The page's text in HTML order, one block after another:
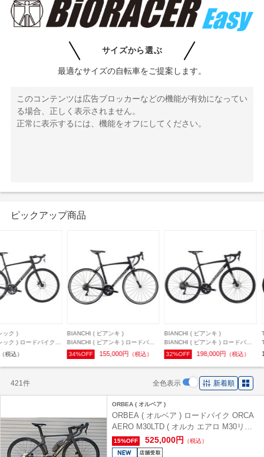
サイズから選ぶ
最適なサイズの自転車をご提案します。
このコンテンツは広告ブロッカーなどの機能が有効になってい
る場合、正しく表示されません。
正常に表示するには、機能をオフにしてください。
ピックアップ商品
( ビアンキ )
( ビアンキ ) ロードバイ
NIRONE 7 105 11S ( ビア
ネ 7 105 11スピード ) シリ
ラック/チタニウムシルバー
前後 )
（税込）
BIANCHI ( ビアンキ )
BIANCHI ( ビアンキ ) ロードバイ
ク VIA NIRONE7 DISC ( ヴィアニ
ローネセブン ディスク ) 105
R7020 11s ブラック / チタニウム
32%OFF 198,000円（税込）
TREK ( トレック )
TREK ( トレック ) ロードバイ
DOMANE AL 2 GEN 4 ( ドマ
AL2 ジェン４ ) マット リチウ
レー 44 (適応身長目安150-
前後)
148,999円（税込）
421件 全色表示 新着順
ORBEA ( オルベア )
ORBEA ( オルベア ) ロードバイク ORCA
AERO M30LTD ( オルカ エアロ M30リミ
テッド ) プロ仕様モデル カーボンロウ(マ
ット) 49 ( 身長目安165cm前後 )
15%OFF 525,000円 （税込）